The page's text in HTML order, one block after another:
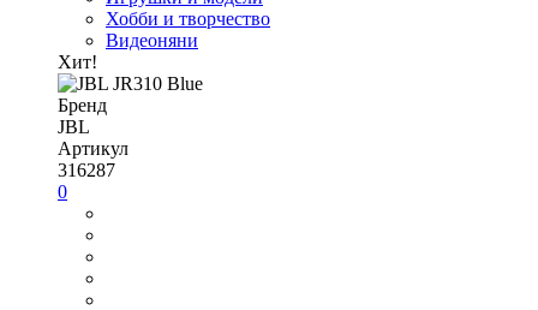
Хобби и творчество
Видеоняни
Хит!
Бренд
JBL
Артикул
316287
0